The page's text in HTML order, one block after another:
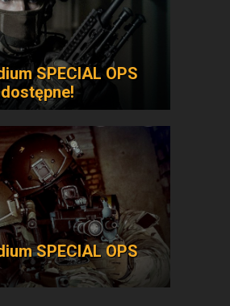
SPECIAL OPS
SPECIAL OPS